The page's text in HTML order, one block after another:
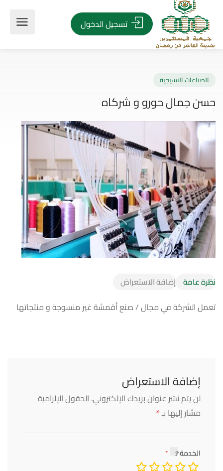
تسجيل الدخول
جمال حورو و شركاه
نظرة عامة إضافة الاستعراض
تعمل الشركة في مجال / صنع أقمشة غير منسوجة و منتجاتها
إضافة الاستعراض
لن يتم نشر عنوان بريدك الإلكتروني. الحقول الإلزامية
مشار إليها بـ*
الخدمة